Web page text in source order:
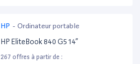
HP - Ordinateur portable
HP EliteBook 840 G5 14”
267 offres à partir de :